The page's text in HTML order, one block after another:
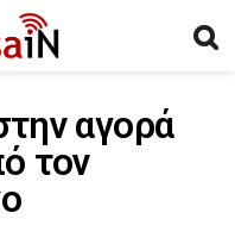
αγορά
τον